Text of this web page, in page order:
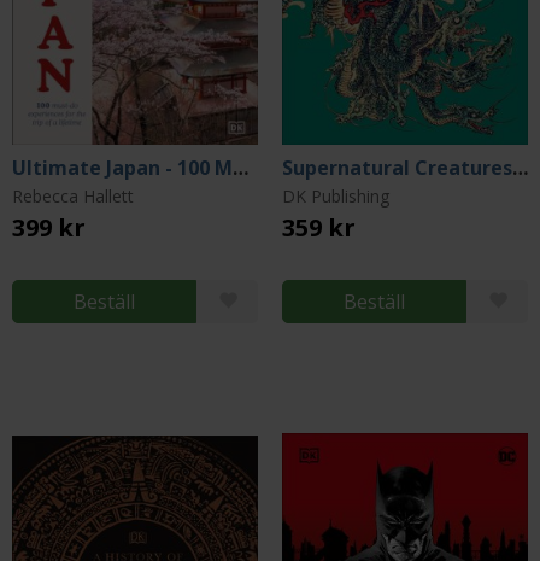
Ultimate Japan - 100 Must-do Experiences for the Trip of a Lifetime
Rebecca Hallett
399 kr
Beställ
Supernatural Creatures: Mythical and Sacred Creatures from Around the World
DK Publishing
359 kr
Beställ